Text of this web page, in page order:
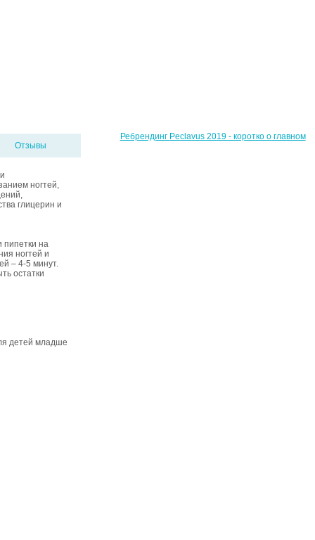
Ребрендинг Peclavus 2019 - коротко о главном
Отзывы
ногтей,
глицерин и
пипетки на
ногтей и
– 4-5 минут.
остатки
детей младше